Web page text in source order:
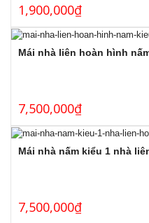
1,900,000₫
Mái nhà liên hoàn hình
7,500,000₫
Mái nhà nấm kiểu 1 nhà
7,500,000₫